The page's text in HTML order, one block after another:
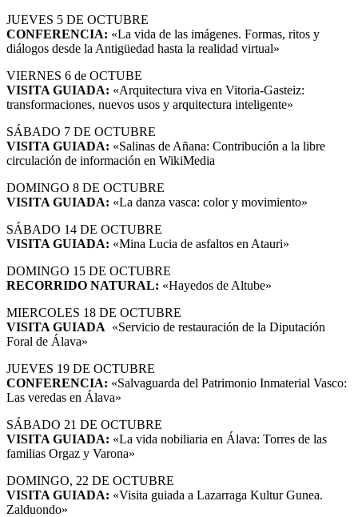
JUEVES 5 DE OCTUBRE
CONFERENCIA: «La vida de las imágenes. Formas, ritos y
diálogos desde la Antigüedad hasta la realidad virtual»
VIERNES 6 de OCTUBE
VISITA GUIADA: «Arquitectura viva en Vitoria-Gasteiz:
transformaciones, nuevos usos y arquitectura inteligente»
SÁBADO 7 DE OCTUBRE
VISITA GUIADA: «Salinas de Añana: Contribución a la libre
circulación de información en WikiMedia
DOMINGO 8 DE OCTUBRE
VISITA GUIADA: «La danza vasca: color y movimiento»
SÁBADO 14 DE OCTUBRE
VISITA GUIADA: «Mina Lucia de asfaltos en Atauri»
DOMINGO 15 DE OCTUBRE
RECORRIDO NATURAL: «Hayedos de Altube»
MIERCOLES 18 DE OCTUBRE
VISITA GUIADA «Servicio de restauración de la Diputación
Foral de Álava»
JUEVES 19 DE OCTUBRE
CONFERENCIA: «Salvaguarda del Patrimonio Inmaterial Vasco:
Las veredas en Álava»
SÁBADO 21 DE OCTUBRE
VISITA GUIADA: «La vida nobiliaria en Álava: Torres de las
familias Orgaz y Varona»
DOMINGO, 22 DE OCTUBRE
VISITA GUIADA: «Visita guiada a Lazarraga Kultur Gunea.
Zalduondo»